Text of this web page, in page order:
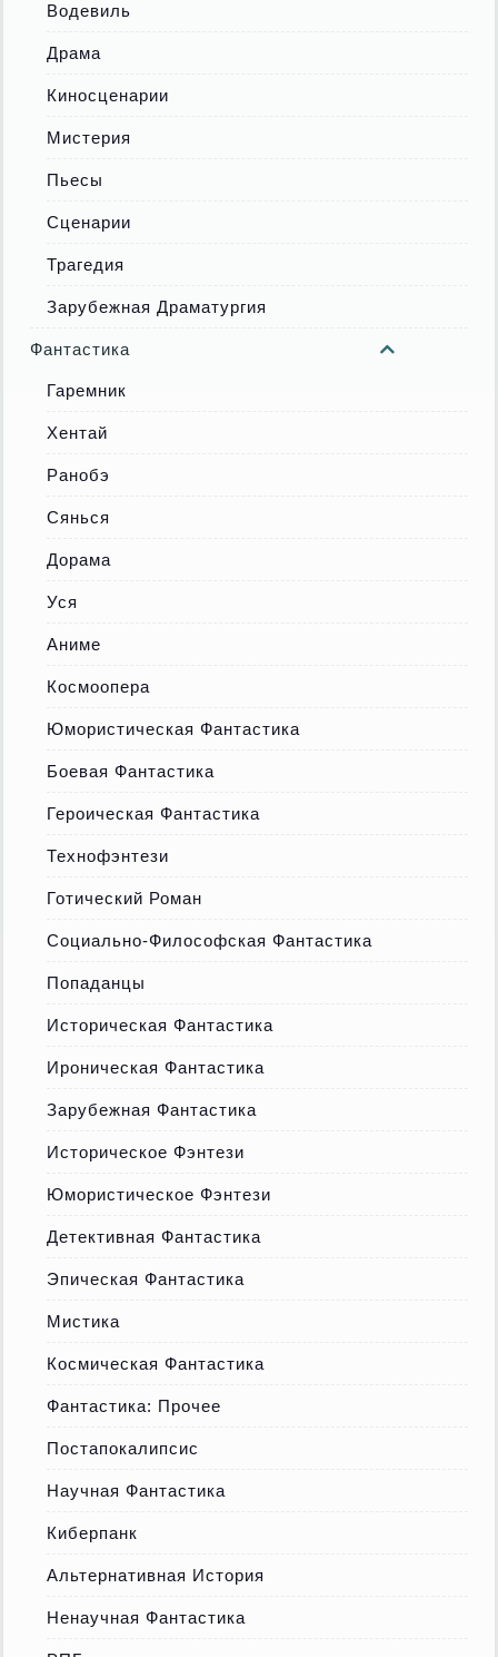
Водевиль
Драма
Киносценарии
Мистерия
Пьесы
Сценарии
Трагедия
Зарубежная Драматургия
Фантастика
Гаремник
Хентай
Ранобэ
Сянься
Дорама
Уся
Аниме
Космоопера
Юмористическая Фантастика
Боевая Фантастика
Героическая Фантастика
Технофэнтези
Готический Роман
Социально-Философская Фантастика
Попаданцы
Историческая Фантастика
Ироническая Фантастика
Зарубежная Фантастика
Историческое Фэнтези
Юмористическое Фэнтези
Детективная Фантастика
Эпическая Фантастика
Мистика
Космическая Фантастика
Фантастика: Прочее
Постапокалипсис
Научная Фантастика
Киберпанк
Альтернативная История
Ненаучная Фантастика